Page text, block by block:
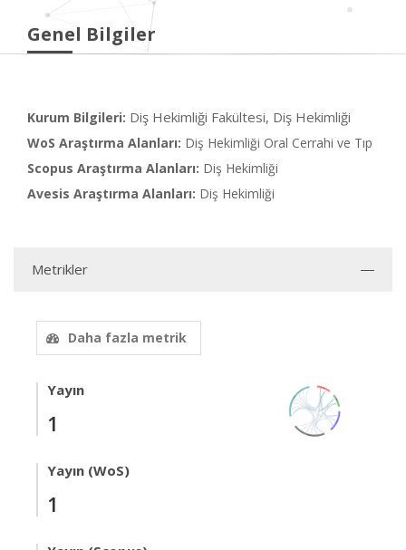
Genel Bilgiler
Kurum Bilgileri: Diş Hekimliği Fakültesi, Diş Hekimliği
WoS Araştırma Alanları: Diş Hekimliği Oral Cerrahi ve Tıp
Scopus Araştırma Alanları: Diş Hekimliği
Avesis Araştırma Alanları: Diş Hekimliği
Metrikler
Daha fazla metrik
Yayın
1
Yayın (WoS)
1